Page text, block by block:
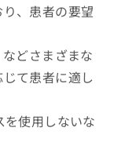
、患者の要望
どさまざまな
て患者に適し
使用しないな